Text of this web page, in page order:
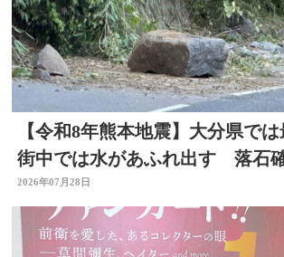
【令和8年熊本地震】大分県で
街中では水があふれ出す 落石
ころも
2026年07月28日